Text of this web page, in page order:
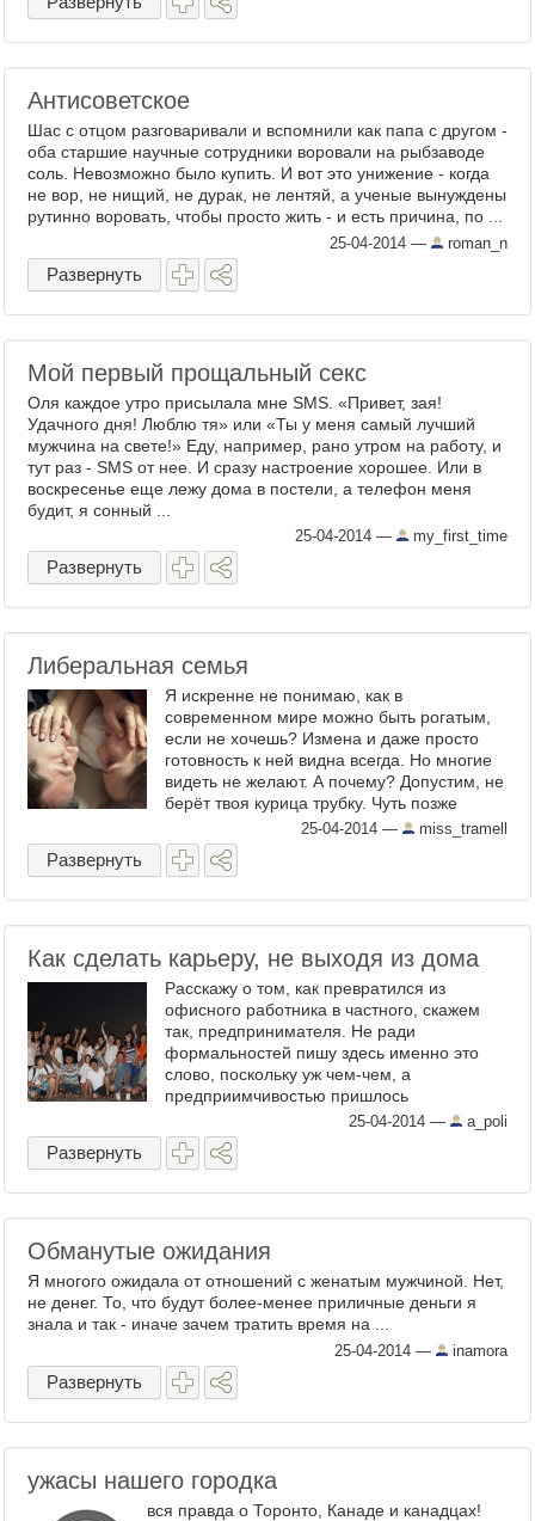
Антисоветское
Шас с отцом разговаривали и вспомнили как папа с другом -
оба старшие научные сотрудники воровали на рыбзаводе
соль. Невозможно было купить. И вот это унижение - когда
не вор, не нищий, не дурак, не лентяй, а ученые вынуждены
рутинно воровать, чтобы просто жить - и есть причина, по ...
25-04-2014 — roman_n
Развернуть
Мой первый прощальный секс
Оля каждое утро присылала мне SMS. «Привет, зая!
Удачного дня! Люблю тя» или «Ты у меня самый лучший
мужчина на свете!» Еду, например, рано утром на работу, и
тут раз - SMS от нее. И сразу настроение хорошее. Или в
воскресенье еще лежу дома в постели, а телефон меня
будит, я сонный ...
25-04-2014 — my_first_time
Развернуть
Либеральная семья
Я искренне не понимаю, как в
современном мире можно быть рогатым,
если не хочешь? Измена и даже просто
готовность к ней видна всегда. Но многие
видеть не желают. А почему? Допустим, не
берёт твоя курица трубку. Чуть позже
присылает смс: «Извини, зай, не слышала.
Я у мамы. Скоро буду». ...
25-04-2014 — miss_tramell
Развернуть
Как сделать карьеру, не выходя из дома
Расскажу о том, как превратился из
офисного работника в частного, скажем
так, предпринимателя. Не ради
формальностей пишу здесь именно это
слово, поскольку уж чем-чем, а
предприимчивостью пришлось
воспользоваться в первую очередь.
Конечно, на первых порах все
складывалось не ладно. ...
25-04-2014 — a_poli
Развернуть
Обманутые ожидания
Я многого ожидала от отношений с женатым мужчиной. Нет,
не денег. То, что будут более-менее приличные деньги я
знала и так - иначе зачем тратить время на ...
25-04-2014 — inamora
Развернуть
ужасы нашего городка
вся правда о Торонто, Канаде и канадцах!